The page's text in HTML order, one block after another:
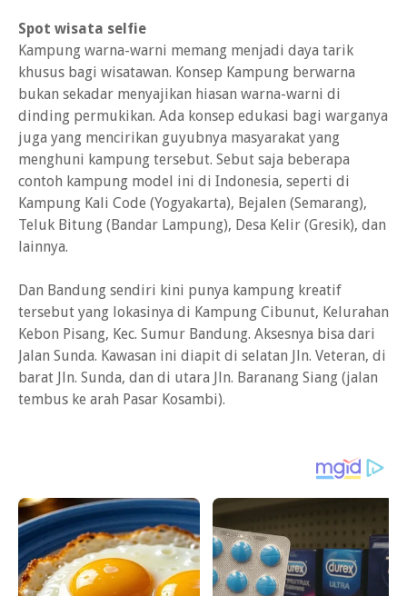
Spot wisata selfie
Kampung warna-warni memang menjadi daya tarik
khusus bagi wisatawan. Konsep Kampung berwarna
bukan sekadar menyajikan hiasan warna-warni di
dinding permukikan. Ada konsep edukasi bagi warganya
juga yang mencirikan guyubnya masyarakat yang
menghuni kampung tersebut. Sebut saja beberapa
contoh kampung model ini di Indonesia, seperti di
Kampung Kali Code (Yogyakarta), Bejalen (Semarang),
Teluk Bitung (Bandar Lampung), Desa Kelir (Gresik), dan
lainnya.
Dan Bandung sendiri kini punya kampung kreatif
tersebut yang lokasinya di Kampung Cibunut, Kelurahan
Kebon Pisang, Kec. Sumur Bandung. Aksesnya bisa dari
Jalan Sunda. Kawasan ini diapit di selatan Jln. Veteran, di
barat Jln. Sunda, dan di utara Jln. Baranang Siang (jalan
tembus ke arah Pasar Kosambi).